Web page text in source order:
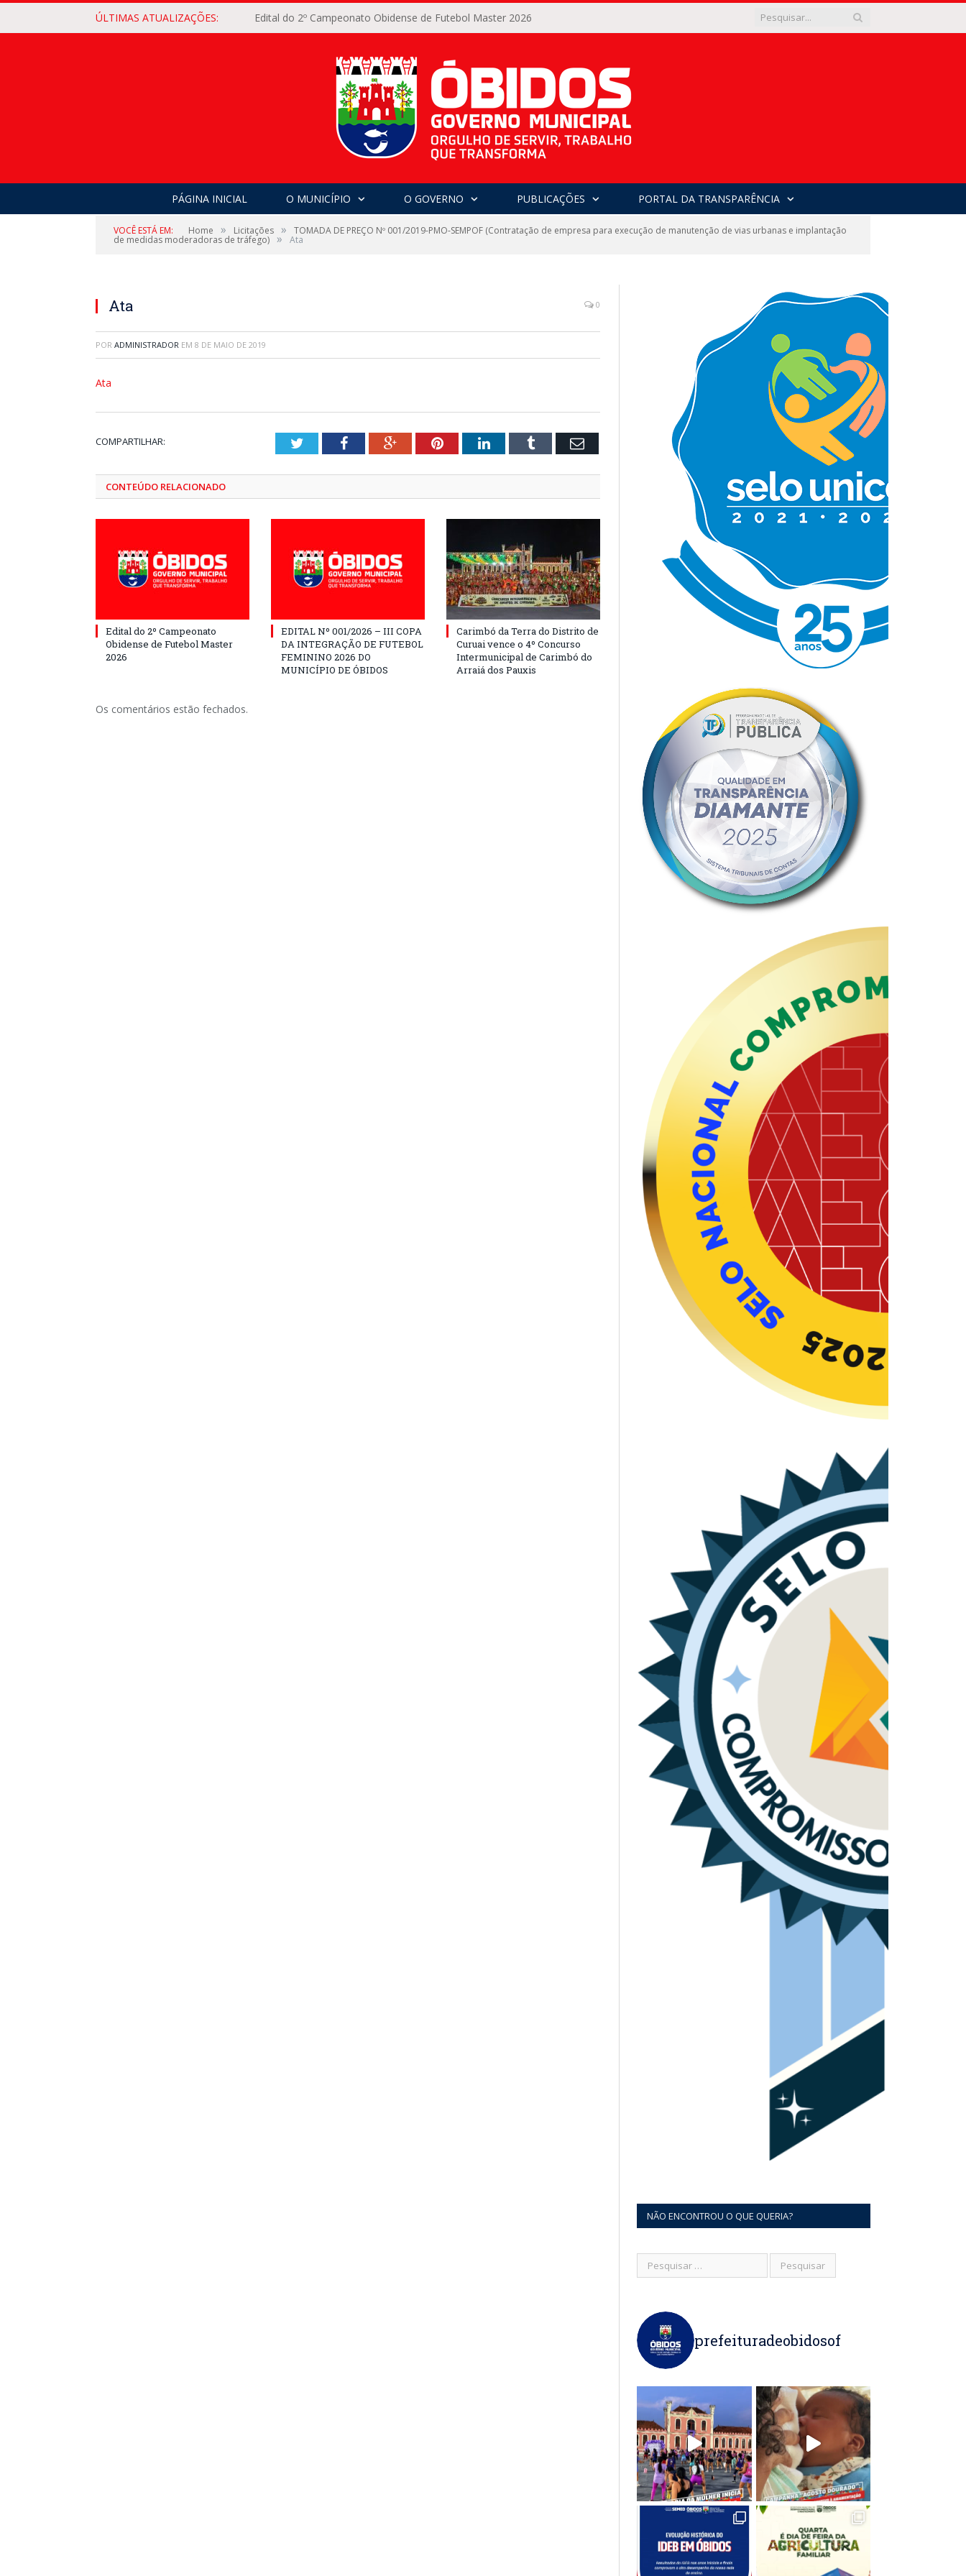
ÚLTIMAS ATUALIZAÇÕES: Edital do 2º Campeonato Obidense de Futebol Master 2026
PÁGINA INICIAL O MUNICÍPIO O GOVERNO PUBLICAÇÕES PORTAL DA TRANSPARÊNCIA
VOCÊ ESTÁ EM: Home » Licitações » TOMADA DE PREÇO Nº 001/2019-PMO-SEMPOF (Contratação de empresa para execução de manutenção de vias urbanas e implantação
de medidas moderadoras de tráfego) » Ata
Ata 0
POR ADMINISTRADOR EM 8 DE MAIO DE 2019
Ata
COMPARTILHAR: TwitterFacebookGoogle+PinterestLinkedInTumblr Email
CONTEÚDO RELACIONADO
Edital do 2º Campeonato
Obidense de Futebol Master
2026
EDITAL Nº 001/2026 – III COPA
DA INTEGRAÇÃO DE FUTEBOL
FEMININO 2026 DO
MUNICÍPIO DE ÓBIDOS
Carimbó da Terra do Distrito de
Curuai vence o 4º Concurso
Intermunicipal de Carimbó do
Arraiá dos Pauxis
Os comentários estão fechados.
NÃO ENCONTROU O QUE QUERIA?
prefeituradeobidosof